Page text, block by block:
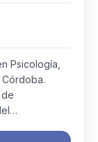
Psicología,